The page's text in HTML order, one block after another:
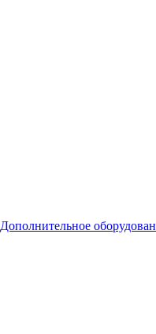
Дополнительное